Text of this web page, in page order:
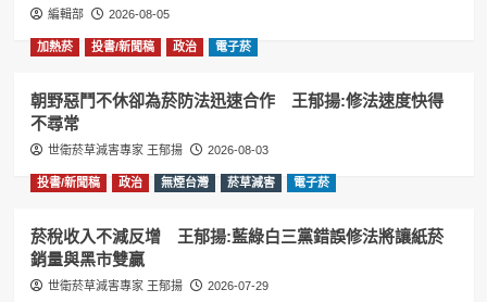
編輯部 2026-08-05
加熱菸 投書/新聞稿 政治 電子菸
朝野惡鬥不休卻為菸防法迅速合作 王郁揚:修法速度快得
不尋常
世衛菸草減害專家 王郁揚 2026-08-03
投書/新聞稿 政治 無煙台灣 菸草減害 電子菸
菸稅收入不減反增 王郁揚:藍綠白三黨錯誤修法將讓紙菸
銷量與黑市雙贏
世衛菸草減害專家 王郁揚 2026-07-29